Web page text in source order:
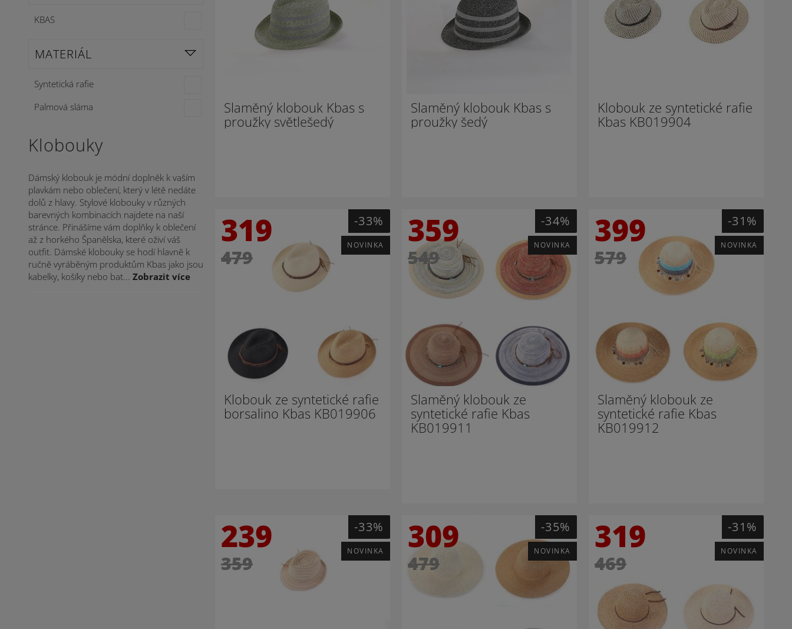
KBAS
MATERIÁL
Syntetická rafie
Palmová sláma
Klobouky
Dámský klobouk je módní doplněk k vaším
plavkám nebo oblečení, který v létě nedáte
dolů z hlavy. Stylové klobouky v různých
barevných kombinacích najdete na naší
stránce. Přinášíme vám doplňky k oblečení
až z horkého Španělska, které oživí váš
outfit. Dámské klobouky se hodí hlavně k
ručně vyráběným produktům Kbas jako jsou
kabelky, košíky nebo bat... Zobrazit více
Slaměný klobouk Kbas s
proužky světlešedý
Slaměný klobouk Kbas s
proužky šedý
Klobouk ze syntetické rafie
Kbas KB019904
319
479
-33%
NOVINKA
Klobouk ze syntetické rafie
borsalino Kbas KB019906
359
549
-34%
NOVINKA
Slaměný klobouk ze
syntetické rafie Kbas
KB019911
399
579
-31%
NOVINKA
Slaměný klobouk ze
syntetické rafie Kbas
KB019912
239
359
-33%
NOVINKA 309
479
-35%
NOVINKA 319
469
-31%
NOVINKA